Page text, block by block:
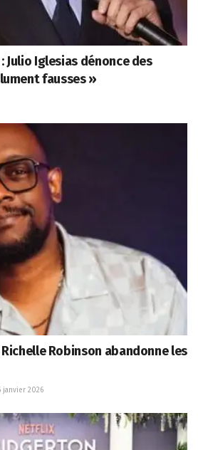
Julio Iglesias dénonce des
fausses »
Robinson abandonne les
janvier 2026